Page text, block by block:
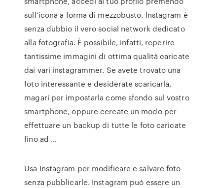
sull’icona a forma di mezzobusto. Instagram è
senza dubbio il vero social network dedicato
alla fotografia. È possibile, infatti, reperire
tantissime immagini di ottima qualità caricate
dai vari instagrammer. Se avete trovato una
foto interessante e desiderate scaricarla,
magari per impostarla come sfondo sul vostro
smartphone, oppure cercate un modo per
effettuare un backup di tutte le foto caricate
fino ad …
Usa Instagram per modificare e salvare foto
senza pubblicarle. Instagram può essere un